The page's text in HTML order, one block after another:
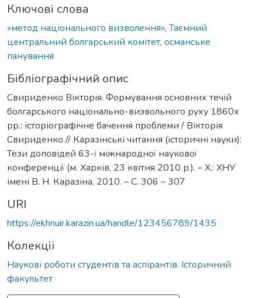
Ключові слова
«метод національного визволення»,Таємний
центральний болгарський комітет, османське
панування
Бібліографічний опис
Свириденко Вікторія. Формування основних течій
болгарського національно-визвольного руху 1860х
рр.: історіографічне бачення проблеми / Вікторія
Свириденко // Каразінські читання (історичні науки):
Тези доповідей 63-ї міжнародної наукової
конференції (м. Харків, 23 квітня 2010 р.). – Х.: ХНУ
імені В. Н. Каразіна, 2010. – С. 306 – 307
URI
https://ekhnuir.karazin.ua/handle/123456789/1435
Колекції
Наукові роботи студентів та аспірантів. Історичний
факультет